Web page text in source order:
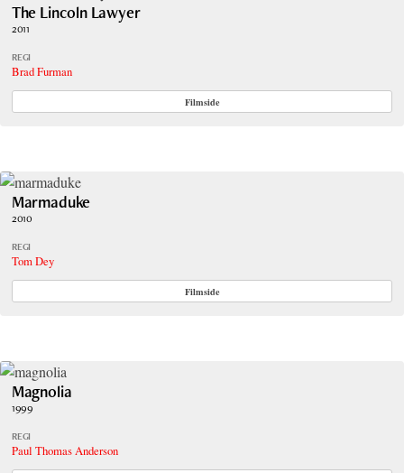
The Lincoln Lawyer
2011
REGI
Brad Furman
Filmside
Marmaduke
2010
REGI
Tom Dey
Filmside
Magnolia
1999
REGI
Paul Thomas Anderson